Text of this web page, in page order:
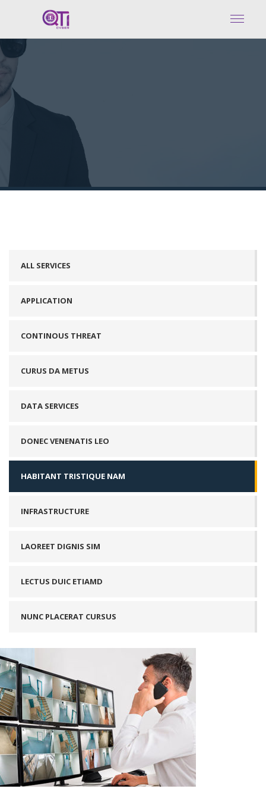
ALL SERVICES
APPLICATION
CONTINOUS THREAT
CURUS DA METUS
DATA SERVICES
DONEC VENENATIS LEO
HABITANT TRISTIQUE NAM
INFRASTRUCTURE
LAOREET DIGNIS SIM
LECTUS DUIC ETIAMD
NUNC PLACERAT CURSUS